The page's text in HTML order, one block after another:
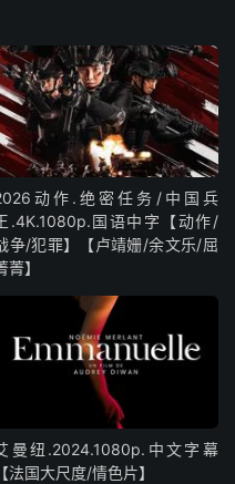
动作.绝密任务/中国兵
.4K.1080p.国语中字【动作/
争/犯罪】【卢靖姗/余文乐/屈
菁】
曼纽.2024.1080p.中文字幕
【法国大尺度/情色片】